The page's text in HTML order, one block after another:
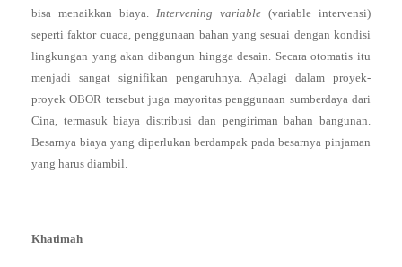
bisa menaikkan biaya. Intervening variable (variable intervensi)
seperti faktor cuaca, penggunaan bahan yang sesuai dengan kondisi
lingkungan yang akan dibangun hingga desain. Secara otomatis itu
menjadi sangat signifikan pengaruhnya. Apalagi dalam proyek-
proyek OBOR tersebut juga mayoritas penggunaan sumberdaya dari
Cina, termasuk biaya distribusi dan pengiriman bahan bangunan.
Besarnya biaya yang diperlukan berdampak pada besarnya pinjaman
yang harus diambil.
Khatimah